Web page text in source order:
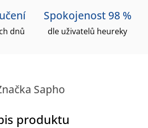
dnů
Spokojenost 98 %
dle uživatelů heureky
Sapho
produktu